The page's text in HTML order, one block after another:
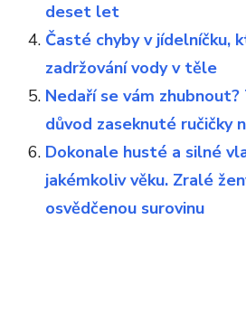
deset let
Časté chyby v jídelníčku,
zadržování vody v těle
Nedaří se vám
důvod zaseknuté ručičky
Dokonale husté a silné
jakémkoliv věku. Zralé
osvědčenou surovinu